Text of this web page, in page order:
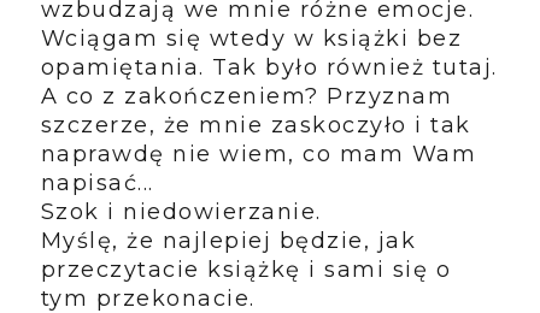
wzbudzają we mnie różne emocje.
Wciągam się wtedy w książki bez
opamiętania. Tak było również tutaj.
A co z zakończeniem? Przyznam
szczerze, że mnie zaskoczyło i tak
naprawdę nie wiem, co mam Wam
napisać...
Szok i niedowierzanie.
Myślę, że najlepiej będzie, jak
przeczytacie książkę i sami się o
tym przekonacie.